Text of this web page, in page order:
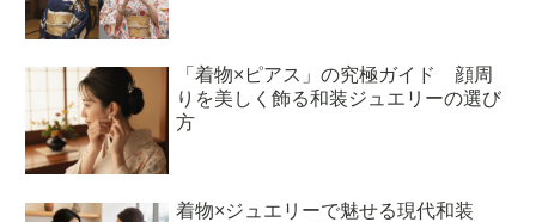
「着物×ピアス」の究極ガイド 顔周
りを美しく飾る和装ジュエリーの選び
方
着物×ジュエリーで魅せる現代和装